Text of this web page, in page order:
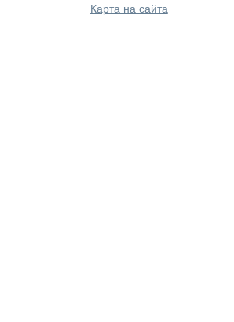
Карта на сайта